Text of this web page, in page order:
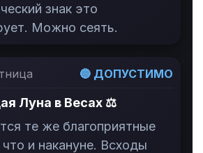
знак это
Можно сеять.
🔵 ДОПУСТИМО
Луна в Весах ⚖️
те же благоприятные
и накануне. Всходы